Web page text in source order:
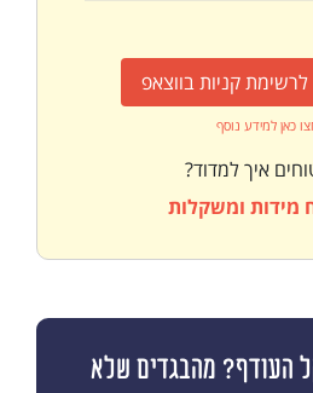
לרשימת קניות בווצאפ
כאן למידע נוסף
איך למדוד?
מידות ומשקלות
העודף? מהבגדים שלא